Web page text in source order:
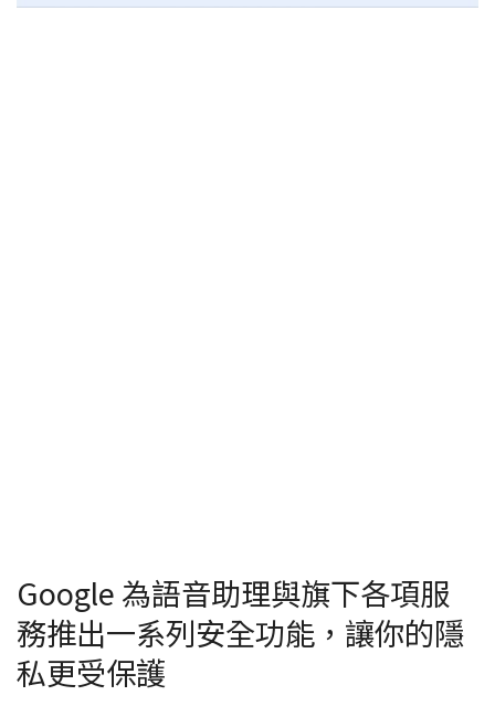
Google 為語音助理與旗下各項服
務推出一系列安全功能，讓你的隱
私更受保護